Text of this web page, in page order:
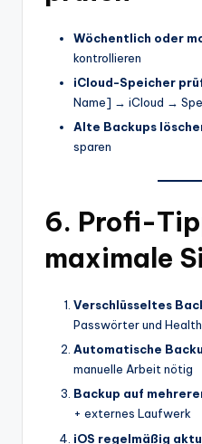
Wöchentlich oder
kontrollieren
iCloud-Speicher
Name] → iCloud →
Alte Backups
sparen
6. Profi-
maximale
Verschlüsseltes
Passwörter und
Automatische
manuelle Arbeit nötig
Backup auf
+ externes Laufwerk
iOS regelmäßig